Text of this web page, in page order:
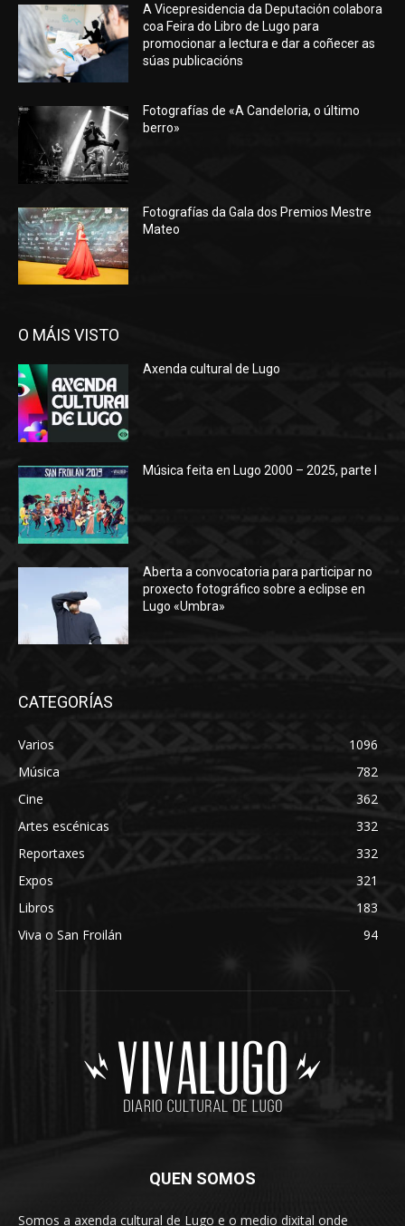
A Vicepresidencia da Deputación colabora
coa Feira do Libro de Lugo para
promocionar a lectura e dar a coñecer as
súas publicacións
Fotografías de «A Candeloria, o último
berro»
Fotografías da Gala dos Premios Mestre
Mateo
O MÁIS VISTO
Axenda cultural de Lugo
Música feita en Lugo 2000 – 2025, parte I
Aberta a convocatoria para participar no
proxecto fotográfico sobre a eclipse en
Lugo «Umbra»
CATEGORÍAS
Varios
1096
Música
782
Cine
362
Artes escénicas
332
Reportaxes
332
Expos
321
Libros
183
Viva o San Froilán
94
QUEN SOMOS
Somos a axenda cultural de Lugo e o medio dixital onde